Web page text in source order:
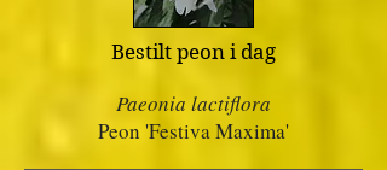
Bestilt peon i dag
Paeonia lactiflora
Peon 'Festiva Maxima'